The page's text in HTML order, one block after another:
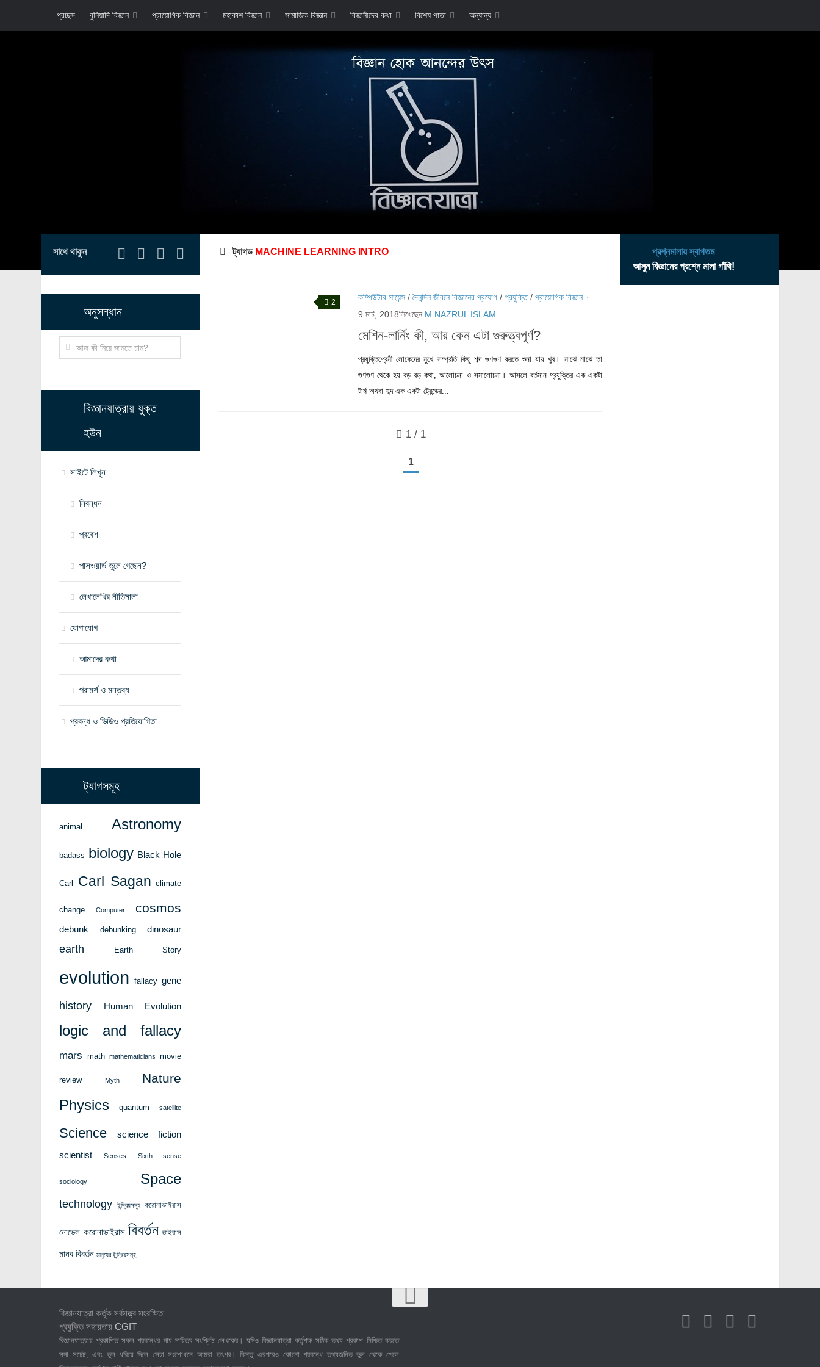
প্রচ্ছদ বুনিয়াদি বিজ্ঞান প্রায়োগিক বিজ্ঞান মহাকাশ বিজ্ঞান সামাজিক বিজ্ঞান বিজ্ঞানীদের কথা বিশেষ পাতা অন্যান্য
ট্যাগড MACHINE LEARNING INTRO
2 কম্পিউটার সায়েন্স /দৈনন্দিন জীবনে বিজ্ঞানের প্রয়োগ /প্রযুক্তি/প্রায়োগিক বিজ্ঞান
9 মার্চ, 2018
·
লিখেছেন M NAZRUL ISLAM
মেশিন-লার্নিং কী, আর কেন এটা গুরুত্ত্বপূর্ণ?
প্রযুক্তিপ্রেমী লোকেদের মুখে সম্প্রতি কিছু শব্দ গুণগুণ করতে শুনা যায় খুব। মাঝে মাঝে তা
গুণগুণ থেকে হয় বড় বড় কথা, আলোচনা ও সমালোচনা। আসলে বর্তমান প্রযুক্তির এক একটা
টার্ম অথবা শব্দ এক একটা ট্রেন্ডের...
1 / 1
1
সাথে থাকুন
অনুসন্ধান
বিজ্ঞানযাত্রায় যুক্ত
হউন
সাইটে লিখুন
নিবন্ধন
প্রবেশ
পাসওয়ার্ড ভুলে গেছেন?
লেখালেখির নীতিমালা
যোগাযোগ
আমাদের কথা
পরামর্শ ও মন্তব্য
প্রবন্ধ ও ভিডিও প্রতিযোগিতা
ট্যাগসমূহ
animal Astronomy
badass biology Black Hole
Carl Carl Sagan climate
change Computer cosmos
debunk debunking dinosaur
earth Earth Story
evolution fallacy gene
history Human Evolution
logic and fallacy
mars math mathematicians movie
review Myth Nature
Physics quantum satellite
Science science fiction
scientist Senses Sixth sense
sociology Space
technology ইন্দ্রিয়সমূহ করোনাভাইরাস
নোভেল করোনাভাইরাস বিবর্তন ভাইরাস
মানব বিবর্তন মানুষের ইন্দ্রিয়সমূহ
প্রশ্নমালায় স্বাগতম
আসুন বিজ্ঞানের প্রশ্নে মালা গাঁথি!
বিজ্ঞানযাত্রা কর্তৃক সর্বসত্ত্ব সংরক্ষিত
প্রযুক্তি সহায়তায়CGIT
বিজ্ঞানযাত্রায় প্রকাশিত সকল প্রবন্ধের দায় দায়িত্ব সংশ্লিষ্ট লেখকের। যদিও বিজ্ঞানযাত্রা কর্তৃপক্ষ সঠিক তথ্য প্রকাশ নিশ্চিত করতে
সদা সচেষ্ট, এবং ভুল ধরিয়ে দিলে সেটা সংশোধনে আমরা তৎপর। কিন্তু এরপরেও কোনো প্রবন্ধে তথ্যজনিত ভুল থেকে গেলে